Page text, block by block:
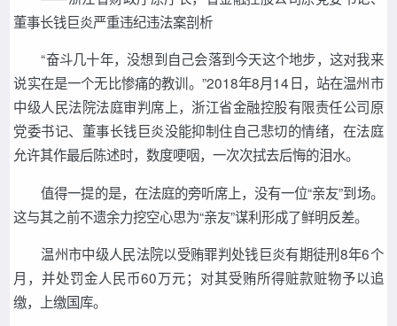
董事长钱巨炎严重违纪违法案剖析
“奋斗几十年，没想到自己会落到今天这个地步，这对我来
说实在是一个无比惨痛的教训。”2018年8月14日，站在温州市
中级人民法院法庭审判席上，浙江省金融控股有限责任公司原
党委书记、董事长钱巨炎没能抑制住自己悲切的情绪，在法庭
允许其作最后陈述时，数度哽咽，一次次拭去后悔的泪水。
值得一提的是，在法庭的旁听席上，没有一位“亲友”到场。
这与其之前不遗余力挖空心思为“亲友”谋利形成了鲜明反差。
温州市中级人民法院以受贿罪判处钱巨炎有期徒刑8年6个
月，并处罚金人民币60万元；对其受贿所得赃款赃物予以追
缴，上缴国库。